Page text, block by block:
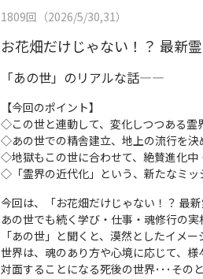
1809回（2026/5/30,31）
お花畑だけじゃない！？ 最新
「あの世」のリアルな話—―
【今回のポイント】
◇この世と連動して、変化しつつある霊
◇あの世での精舎建立、地上の流行を決
◇地獄もこの世に合わせて、絶賛進化中
◇「霊界の近代化」という、新たなミッ
今回は、「お花畑だけじゃない！？ 最
あの世でも続く学び・仕事・魂修行の実
「あの世」と聞くと、漠然としたイメ
世界は、魂のあり方や心境に応じて、
対面することになる死後の世界･･･その